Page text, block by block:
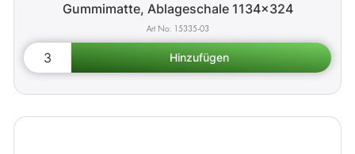
Gummimatte, Ablageschale 1134x324
15335-03